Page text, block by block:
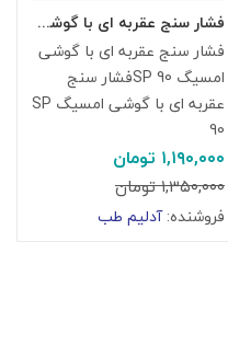
فشار سنج عقربه ای با گوشی امسیگ SP 90
فشار سنج عقربه ای با گوشی
امسیگ SP 90فشار سنج
عقربه ای با گوشی امسیگ SP
۱,۱۹۰,۰۰۰ تومان
۱,۳۵۰,۰۰۰تومان
فروشنده:آدلیم طب